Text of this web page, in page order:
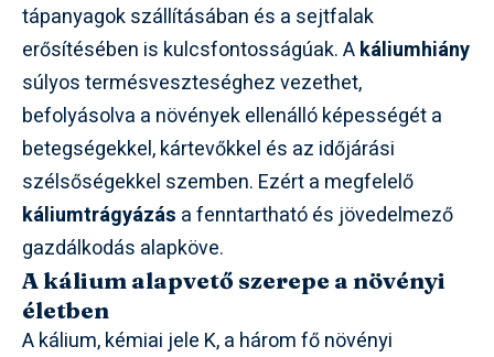
tápanyagok szállításában és a sejtfalak
erősítésében is kulcsfontosságúak. Akáliumhiány
súlyos termésveszteséghez vezethet,
befolyásolva a növények ellenálló képességét a
betegségekkel, kártevőkkel és az időjárási
szélsőségekkel szemben. Ezért a megfelelő
káliumtrágyázás a fenntartható és jövedelmező
gazdálkodás alapköve.
A kálium alapvető szerepe a növényi
életben
A kálium, kémiai jele K, a három fő növényi